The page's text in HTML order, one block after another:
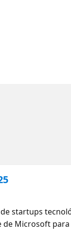
startups
Microsoft
utilizar al